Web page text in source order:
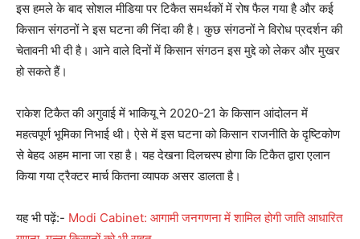
इस हमले के बाद सोशल मीडिया पर टिकैत समर्थकों में रोष फैल गया है और कई
किसान संगठनों ने इस घटना की निंदा की है। कुछ संगठनों ने विरोध प्रदर्शन की
चेतावनी भी दी है। आने वाले दिनों में किसान संगठन इस मुद्दे को लेकर और मुखर
हो सकते हैं।
राकेश टिकैत की अगुवाई में भाकियू ने 2020-21 के किसान आंदोलन में
महत्वपूर्ण भूमिका निभाई थी। ऐसे में इस घटना को किसान राजनीति के दृष्टिकोण
से बेहद अहम माना जा रहा है। यह देखना दिलचस्प होगा कि टिकैत द्वारा एलान
किया गया ट्रैक्टर मार्च कितना व्यापक असर डालता है।
यह भी पढ़ें:- Modi Cabinet: आगामी जनगणना में शामिल होगी जाति आधारित